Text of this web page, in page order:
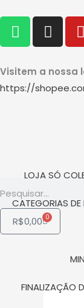
paraW
h
a
t
s
a
I
n
s
t
a
g
o
Visitem a nossa
https://
LOJA SÓ
CATEGORIAS
FINALIZAÇÃO
R$0,00 0
Carrinho